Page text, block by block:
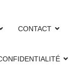
CONTACT